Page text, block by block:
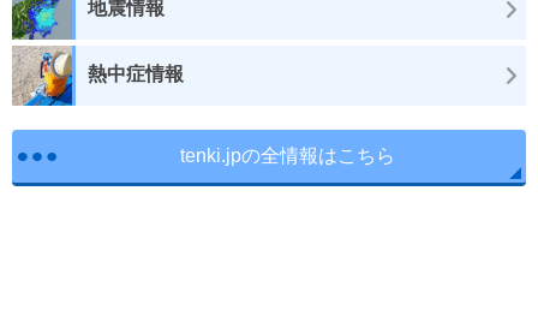
地震情報
熱中症情報
tenki.jpの全情報はこちら